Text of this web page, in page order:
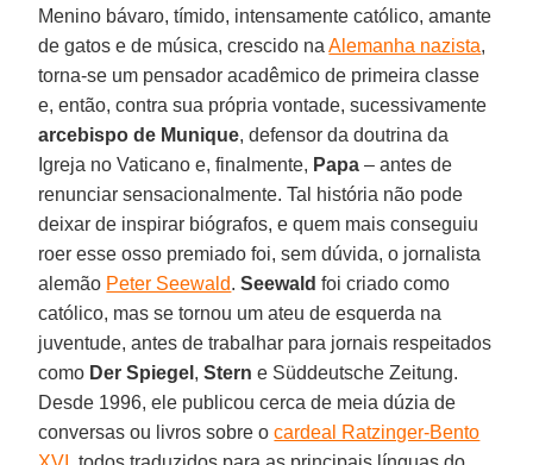
Menino bávaro, tímido, intensamente católico, amante
de gatos e de música, crescido naAlemanha nazista,
torna-se um pensador acadêmico de primeira classe
e, então, contra sua própria vontade, sucessivamente
arcebispo de Munique, defensor da doutrina da
Igreja no Vaticano e, finalmente, Papa – antes de
renunciar sensacionalmente. Tal história não pode
deixar de inspirar biógrafos, e quem mais conseguiu
roer esse osso premiado foi, sem dúvida, o jornalista
alemão Peter Seewald.Seewald foi criado como
católico, mas se tornou um ateu de esquerda na
juventude, antes de trabalhar para jornais respeitados
como Der Spiegel ,Stern e Süddeutsche Zeitung.
Desde 1996, ele publicou cerca de meia dúzia de
conversas ou livros sobre ocardeal Ratzinger-Bento